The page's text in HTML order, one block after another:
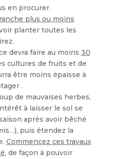
en procurer.
plus ou moins
planter toutes les
devra faire au moins 30
cultures de fruits et de
être moins épaisse à
.
de mauvaises herbes,
à laisser le sol se
après avoir bêché
puis étendez la
Commencez ces travaux
, de façon à pouvoir